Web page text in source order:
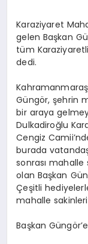
Karaziyaret
gelen Başkan
tüm
dedi.
Güngör, şehrin
bir araya
Dulkadiroğlu
Cengiz
burada
sonrası
olan Başkan
Çeşitli
mahalle
Başkan